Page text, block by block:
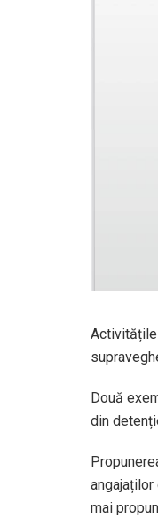
Două
din
angajaților
mai